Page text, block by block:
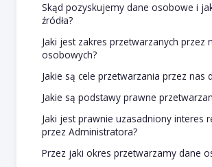
Skąd pozyskujemy dane osobowe i
źródła?
Jaki jest zakres przetwarzanych przez
osobowych?
Jakie są cele przetwarzania przez nas
Jakie są podstawy prawne
Jaki jest prawnie uzasadniony interes
przez Administratora?
Przez jaki okres przetwarzamy dane